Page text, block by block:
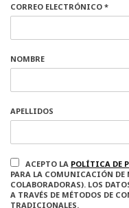
CORREO ELECTRÓNICO *
NOMBRE
APELLIDOS
ACEPTO LA POLÍTICA DE
PARA LA COMUNICACIÓN DE
COLABORADORAS). LOS
A TRAVÉS DE MÉTODOS DE
TRADICIONALES.